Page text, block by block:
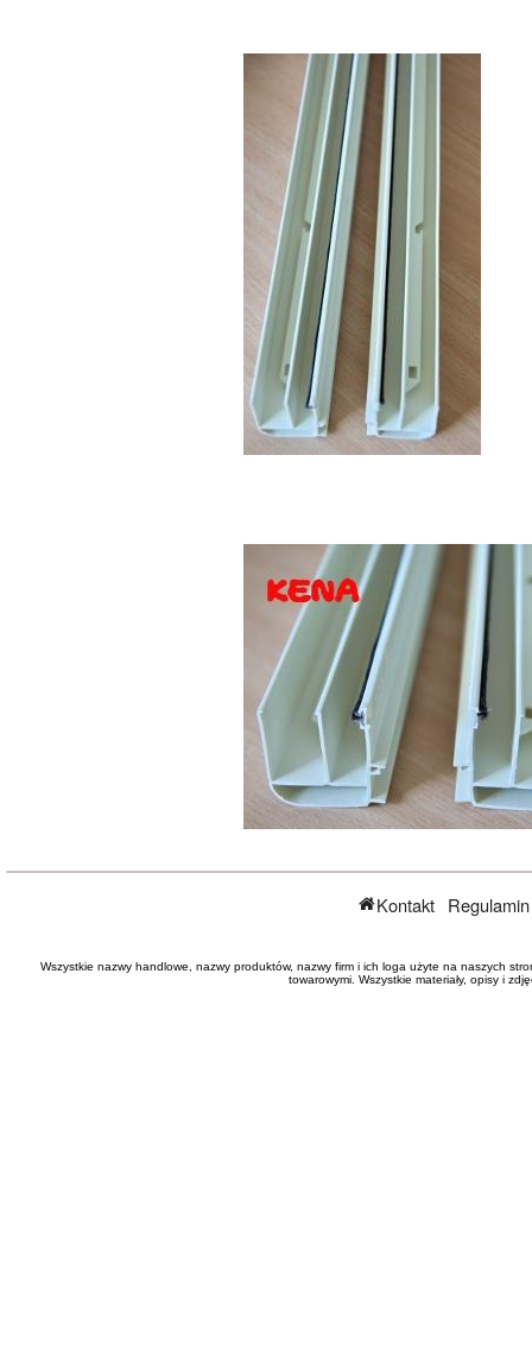
Kontakt
Wszystkie nazwy handlowe, nazwy produktów, nazwy firm i ich loga użyte na naszych
towarowymi. Wszystkie materiały, opisy i